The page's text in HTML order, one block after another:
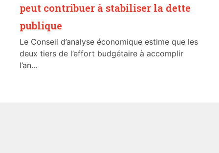
peut contribuer à stabiliser la dette
publique
Le Conseil d’analyse économique estime que les
deux tiers de l’effort budgétaire à accomplir
l’an...